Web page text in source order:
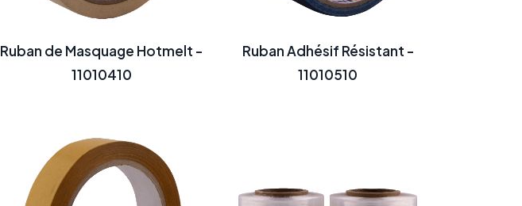
Ruban de Masquage Hotmelt -
11010410
Ruban Adhésif Résistant -
11010510